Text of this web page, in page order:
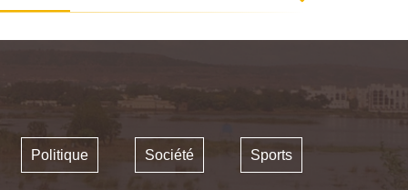
Politique Société Sports